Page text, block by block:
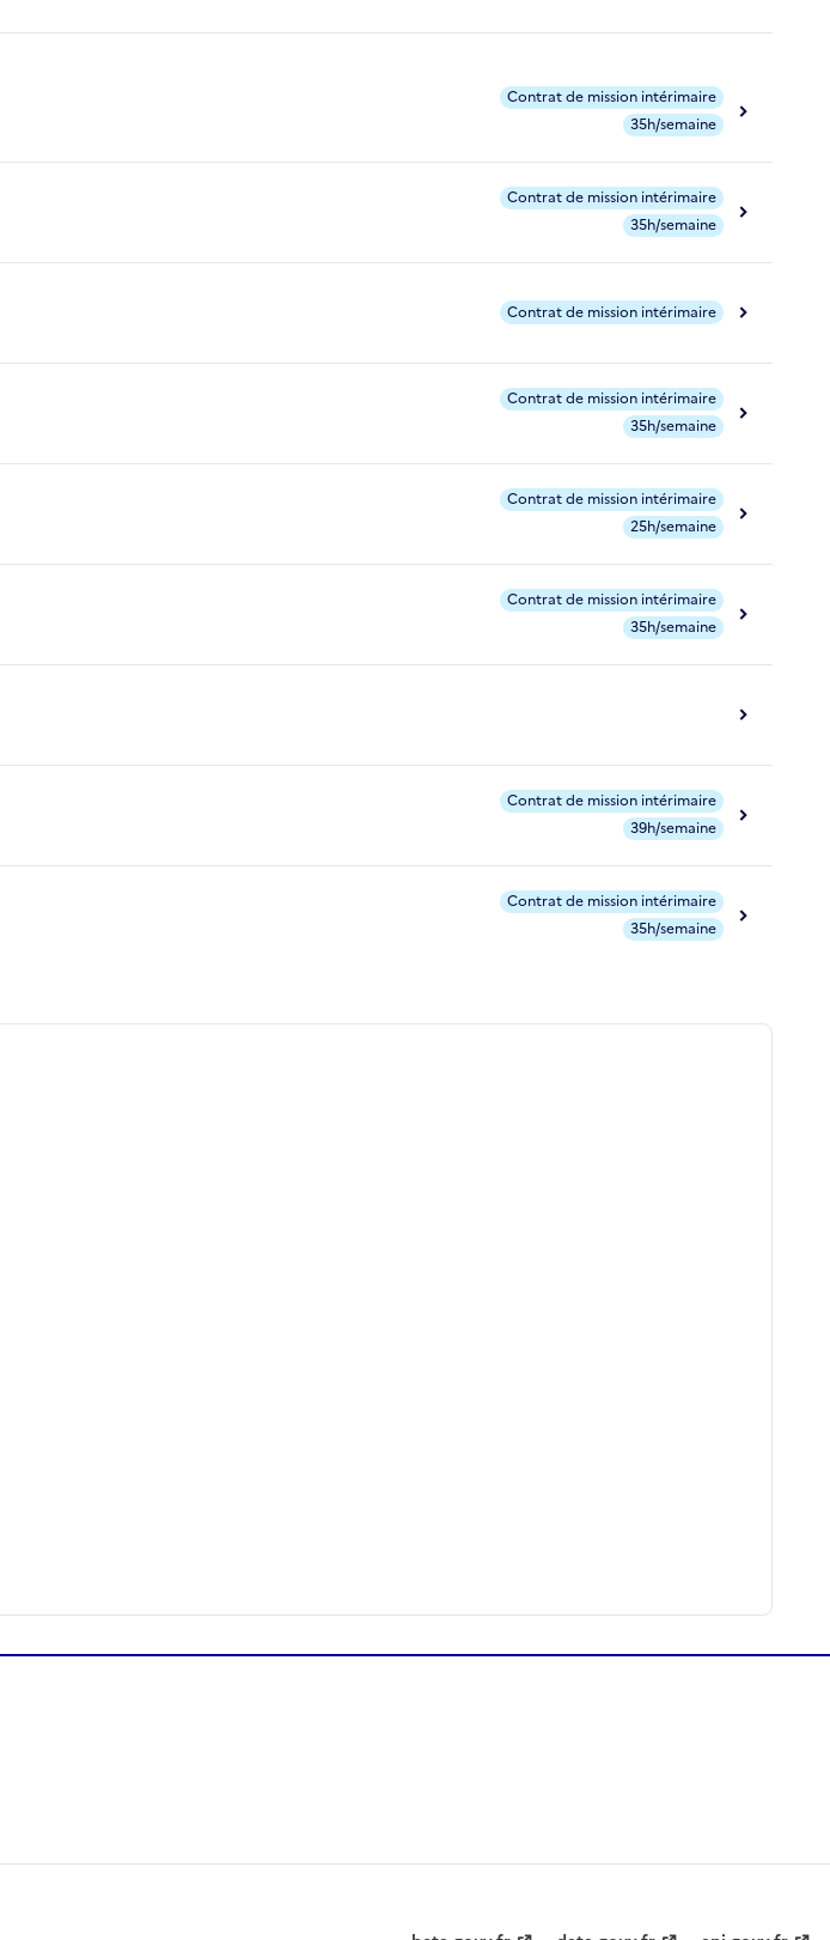
Contrat de mission intérimaire
35h/semaine
Contrat de mission intérimaire
35h/semaine
Contrat de mission intérimaire
Contrat de mission intérimaire
35h/semaine
Contrat de mission intérimaire
25h/semaine
Contrat de mission intérimaire
35h/semaine
Contrat de mission intérimaire
39h/semaine
Contrat de mission intérimaire
35h/semaine